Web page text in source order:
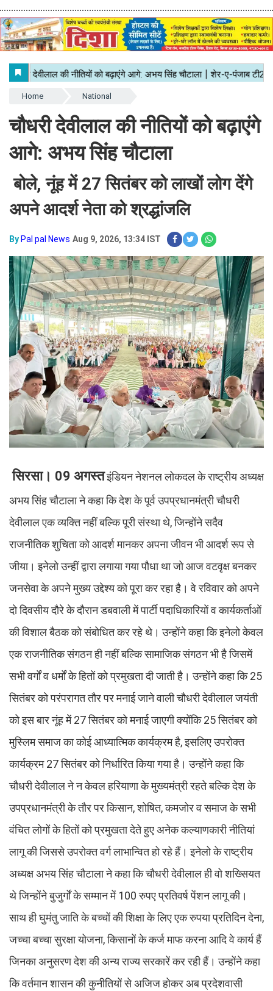
Home National
चौधरी देवीलाल की नीतियों को बढ़ाएंगे
आगे: अभय सिंह चौटाला
बोले, नूंह में 27 सितंबर को लाखों लोग देंगे
अपने आदर्श नेता को श्रद्धांजलि
By Pal pal News Aug 9, 2026, 13:34 IST
सिरसा। 09 अगस्तइंडियन नेशनल लोकदल के राष्ट्रीय अध्यक्ष
अभय सिंह चौटाला ने कहा कि देश के पूर्व उपप्रधानमंत्री चौधरी
देवीलाल एक व्यक्ति नहीं बल्कि पूरी संस्था थे, जिन्होंने सदैव
राजनीतिक शुचिता को आदर्श मानकर अपना जीवन भी आदर्श रूप से
जीया। इनेलो उन्हीं द्वारा लगाया गया पौधा था जो आज वटवृक्ष बनकर
जनसेवा के अपने मुख्य उद्देश्य को पूरा कर रहा है। वे रविवार को अपने
दो दिवसीय दौरे के दौरान डबवाली में पार्टी पदाधिकारियों व कार्यकर्ताओं
की विशाल बैठक को संबोधित कर रहे थे। उन्होंने कहा कि इनेलो केवल
एक राजनीतिक संगठन ही नहीं बल्कि सामाजिक संगठन भी है जिसमें
सभी वर्गों व धर्मों के हितों को प्रमुखता दी जाती है। उन्होंने कहा कि 25
सितंबर को परंपरागत तौर पर मनाई जाने वाली चौधरी देवीलाल जयंती
को इस बार नूंह में 27 सितंबर को मनाई जाएगी क्योंकि 25 सितंबर को
मुस्लिम समाज का कोई आध्यात्मिक कार्यक्रम है, इसलिए उपरोक्त
कार्यक्रम 27 सितंबर को निर्धारित किया गया है। उन्होंने कहा कि
चौधरी देवीलाल ने न केवल हरियाणा के मुख्यमंत्री रहते बल्कि देश के
उपप्रधानमंत्री के तौर पर किसान, शोषित, कमजोर व समाज के सभी
वंचित लोगों के हितों को प्रमुखता देते हुए अनेक कल्याणकारी नीतियां
लागू की जिससे उपरोक्त वर्ग लाभान्वित हो रहे हैं। इनेलो के राष्ट्रीय
अध्यक्ष अभय सिंह चौटाला ने कहा कि चौधरी देवीलाल ही वो शख्सियत
थे जिन्होंने बुजुर्गों के सम्मान में 100 रुपए प्रतिवर्ष पेंशन लागू की।
साथ ही घुमंतु जाति के बच्चों की शिक्षा के लिए एक रुपया प्रतिदिन देना,
जच्चा बच्चा सुरक्षा योजना, किसानों के कर्ज माफ करना आदि वे कार्य हैं
जिनका अनुसरण देश की अन्य राज्य सरकारें कर रही हैं। उन्होंने कहा
कि वर्तमान शासन की कुनीतियों से अजिज होकर अब प्रदेशवासी